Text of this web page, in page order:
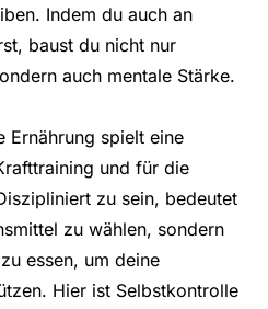
Indem du auch an
baust du nicht nur
auch mentale Stärke.
Ernährung spielt eine
und für die
zu sein, bedeutet
zu wählen, sondern
essen, um deine
Hier ist Selbstkontrolle